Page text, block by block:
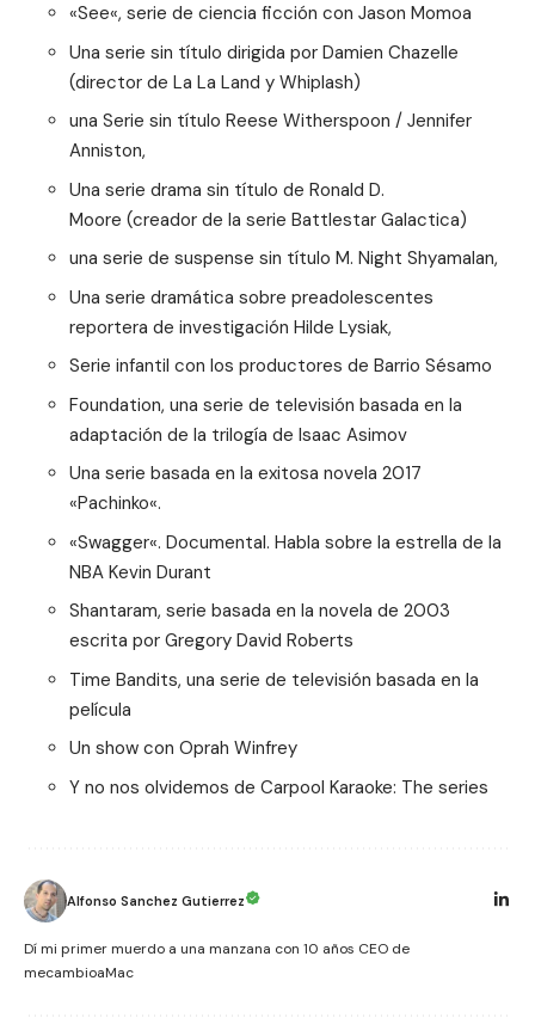
«See«, serie de ciencia ficción con Jason Momoa
Una serie sin título dirigida por Damien Chazelle
(director de La La Land y Whiplash)
una Serie sin título Reese Witherspoon / Jennifer
Anniston,
Una serie drama sin título de Ronald D.
Moore (creador de la serie Battlestar Galactica)
una serie de suspense sin título M. Night Shyamalan,
Una serie dramática sobre preadolescentes
reportera de investigación Hilde Lysiak,
Serie infantil con los productores de Barrio Sésamo
Foundation, una serie de televisión basada en la
adaptación de la trilogía de Isaac Asimov
Una serie basada en la exitosa novela 2017
«Pachinko«.
«Swagger«. Documental. Habla sobre la estrella de la
NBA Kevin Durant
Shantaram, serie basada en la novela de 2003
escrita por Gregory David Roberts
Time Bandits, una serie de televisión basada en la
película
Un show con Oprah Winfrey
Y no nos olvidemos de Carpool Karaoke: The series
Alfonso Sanchez Gutierrez
Dí mi primer muerdo a una manzana con 10 años CEO de
mecambioaMac